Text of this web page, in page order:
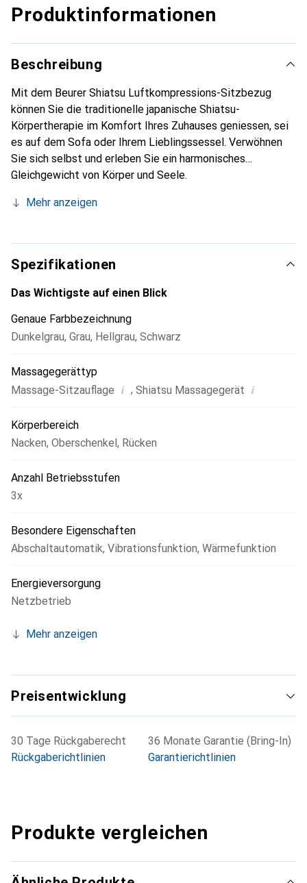
Produktinformationen
Beschreibung
Mit dem Beurer Shiatsu Luftkompressions-Sitzbezug
können Sie die traditionelle japanische Shiatsu-
Körpertherapie im Komfort Ihres Zuhauses geniessen, sei
es auf dem Sofa oder Ihrem Lieblingssessel. Verwöhnen
Sie sich selbst und erleben Sie ein harmonisches
Gleichgewicht von Körper und Seele.
Mehr anzeigen
Spezifikationen
Das Wichtigste auf einen Blick
Genaue Farbbezeichnung
Dunkelgrau, Grau, Hellgrau, Schwarz
Massagegerättyp
Massage-Sitzauflage i , Shiatsu Massagegerät i
Körperbereich
Nacken, Oberschenkel, Rücken
Anzahl Betriebsstufen
3x
Besondere Eigenschaften
Abschaltautomatik, Vibrationsfunktion, Wärmefunktion
Energieversorgung
Netzbetrieb
Mehr anzeigen
Preisentwicklung
30 Tage Rückgaberecht
Rückgaberichtlinien
36 Monate Garantie (Bring-In)
Garantierichtlinien
Produkte vergleichen